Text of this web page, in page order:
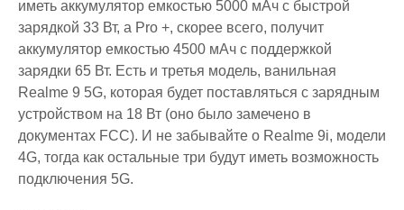
иметь аккумулятор емкостью 5000 мАч с быстрой
зарядкой 33 Вт, а Pro +, скорее всего, получит
аккумулятор емкостью 4500 мАч с поддержкой
зарядки 65 Вт. Есть и третья модель, ванильная
Realme 9 5G, которая будет поставляться с зарядным
устройством на 18 Вт (оно было замечено в
документах FCC). И не забывайте о Realme 9i, модели
4G, тогда как остальные три будут иметь возможность
подключения 5G.